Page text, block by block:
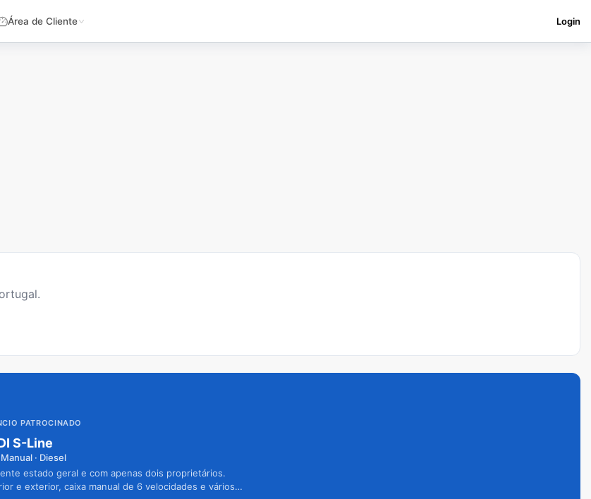
Área de Cliente Login
PATROCINADO
S-Line
Manual · Diesel
estado geral e com apenas dois proprietários.
e exterior, caixa manual de 6 velocidades e vários